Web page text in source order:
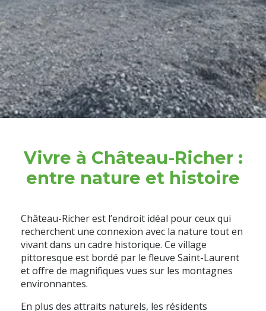
Vivre à Château-Richer :
entre nature et histoire
Château-Richer est l’endroit idéal pour ceux qui
recherchent une connexion avec la nature tout en
vivant dans un cadre historique. Ce village
pittoresque est bordé par le fleuve Saint-Laurent
et offre de magnifiques vues sur les montagnes
environnantes.
En plus des attraits naturels, les résidents